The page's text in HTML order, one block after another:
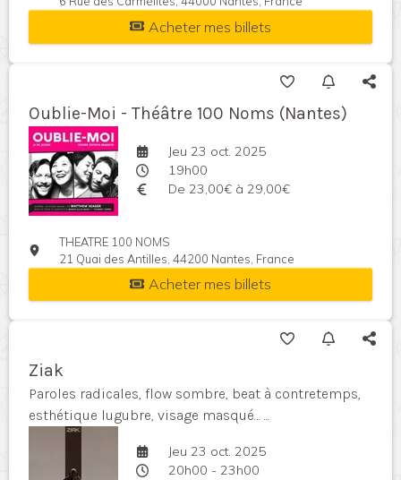
Acheter mes billets
Oublie-Moi - Théâtre 100 Noms (Nantes)
Jeu 23 oct. 2025
19h00
De 23,00€ à 29,00€
THEATRE 100 NOMS
21 Quai des Antilles, 44200 Nantes, France
Acheter mes billets
Ziak
Paroles radicales, flow sombre, beat à contretemps,
esthétique lugubre, visage masqué… ...
Jeu 23 oct. 2025
20h00 - 23h00